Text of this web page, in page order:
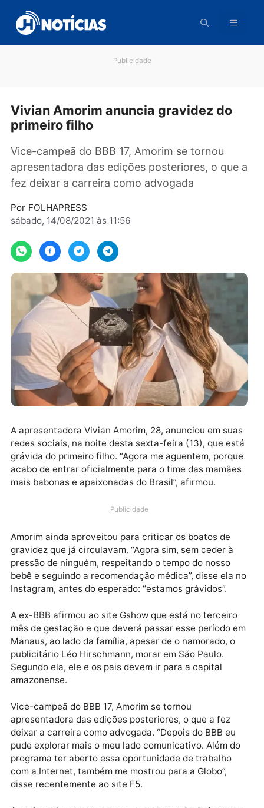
para
conteúdo
Vivian Amorim anuncia gravidez do
Vice-campeã do BBB 17, Amorim se tornou
apresentadora das edições posteriores, o
fez deixar a carreira como advogada
sábado, 14/08/2021 às 11:56
A apresentadora Vivian Amorim, 28, anunciou em
grávida do primeiro filho. “Agora me aguentem,
mais babonas e apaixonadas do Brasil”, afirmou.
Publicidade
Amorim ainda aproveitou para criticar os boatos de
gravidez que já circulavam. “Agora sim, sem ceder à
pressão de ninguém, respeitando o tempo do nosso
bebê e seguindo a recomendação médica”, disse ela
Instagram, antes do esperado: “estamos grávidos”.
A ex-BBB afirmou ao site Gshow que está no terceiro
Manaus, ao lado da família, apesar de o namorado, o
publicitário Léo Hirschmann, morar em São Paulo.
Segundo ela, ele e os pais devem ir para a capital
amazonense.
Vice-campeã do BBB 17, Amorim se tornou